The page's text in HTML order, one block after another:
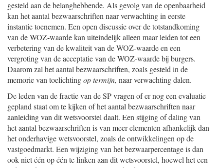
gesteld aan de belanghebbende. Als gevolg van de openbaarheid
kan het aantal bezwaarschriften naar verwachting in eerste
instantie toenemen. Een open discussie over de totstandkoming
van de WOZ-waarde kan uiteindelijk alleen maar leiden tot een
verbetering van de kwaliteit van de WOZ-waarde en een
vergroting van de acceptatie van de WOZ-waarde bij burgers.
Daarom zal het aantal bezwaarschriften, zoals gesteld in de
memorie van toelichtingop termijn, naar verwachting dalen.
De leden van de fractie van de SP vragen of er nog een evaluatie
gepland staat om te kijken of het aantal bezwaarschriften naar
aanleiding van dit wetsvoorstel daalt. Een stijging of daling van
het aantal bezwaarschriften is van meer elementen afhankelijk dan
het onderhavige wetsvoorstel, zoals de ontwikkelingen op de
vastgoedmarkt. Een wijziging van het bezwaarpercentage is dan
ook niet één op één te linken aan dit wetsvoorstel, hoewel het een